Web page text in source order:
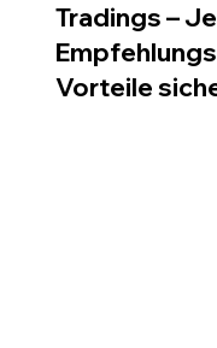
Tradings –
Vorteile